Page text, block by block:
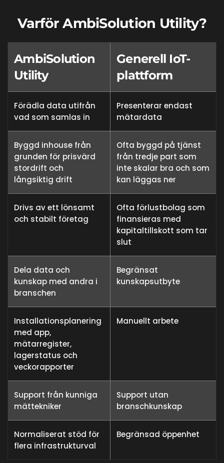
Varför AmbiSolution Utility?
AmbiSolution
Utility
Generell IoT-
plattform
Förädla data utifrån
vad som samlas in
Presenterar endast
mätardata
Byggd inhouse från
grunden för prisvärd
stordrift och
långsiktig drift
Ofta byggd på tjänst
från tredje part som
inte skalar bra och som
kan läggas ner
Drivs av ett lönsamt
och stabilt företag
Ofta förlustbolag som
finansieras med
kapitaltillskott som tar
slut
Dela data och
kunskap med andra i
branschen
Begränsat
kunskapsutbyte
Installationsplanering
med app,
mätarregister,
lagerstatus och
veckorapporter
Manuellt arbete
Support från kunniga
mättekniker
Support utan
branschkunskap
Normaliserat stöd för
flera infrastrukturval
Begränsad öppenhet